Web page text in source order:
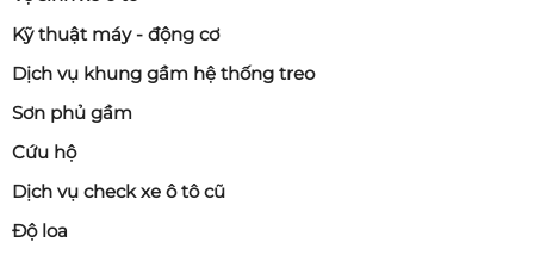
Kỹ thuật máy - động cơ
Dịch vụ khung gầm hệ thống treo
Sơn phủ gầm
Cứu hộ
Dịch vụ check xe ô tô cũ
Độ loa